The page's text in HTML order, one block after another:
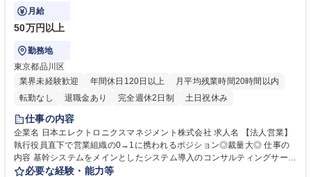
案件の創出などの営業活動を実施します
月給
50万円以上
勤務地
東京都品川区
業界未経験歓迎
年間休日120日以上
月平均残業時間20時間以内
転勤なし
退職金あり 完全週休2日制 土日祝休み
仕事の内容
企業名 日本エレクトロニクスマネジメント株式会社 求人名 【法人営業】
執行役員直下で営業組織の0→1に携われるポジション◎裁量大◎ 仕事の
内容 基幹システムをメインとしたシステム導入のコンサルティングサービ
スを提供している弊社にてシステム構築や保守案件、DX案件獲得に向け
必要な経験・能力等